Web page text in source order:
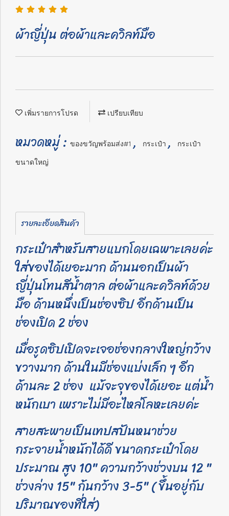
ผ้าญี่ปุ่น ต่อผ้าและควิลท์มือ
เพิ่มรายการโปรด เปรียบเทียบ
หมวดหมู่ : ของขวัญพร้อมส่ง#1 , กระเป๋า ,
กระเป๋า
ขนาดใหญ่
รายละเอียดสินค้า
กระเป๋าสำหรับสายแบกโดยเฉพาะเลยค่ะ
ใส่ของได้เยอะมาก ด้านนอกเป็นผ้า
ญี่ปุ่นโทนสีน้ำตาล ต่อผ้าและควิลท์ด้วย
มือ ด้านหนึ่งเป็นช่องซิป อีกด้านเป็น
ช่องเปิด 2 ช่อง
เมื่อรูดซิปเปิดจะเจอช่องกลางใหญ่กว้าง
ขวางมาก ด้านในมีช่องแบ่งเล็ก ๆ อีก
ด้านละ 2 ช่อง แม้จะจุของได้เยอะ แต่น้ำ
หนักเบา เพราะไม่มีอะไหล่โลหะเลยค่ะ
สายสะพายเป็นเทปสปันหนาช่วย
กระจายน้ำหนักได้ดี ขนาดกระเป๋าโดย
ประมาณ สูง 10" ความกว้างช่วงบน 12 "
ช่วงล่าง 15" ก้นกว้าง 3-5" ( ขึ้นอยู่กับ
ปริมาณของที่ใส่)